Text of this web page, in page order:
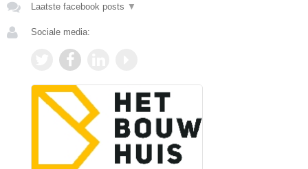
Laatste facebook posts ▼
Sociale media: